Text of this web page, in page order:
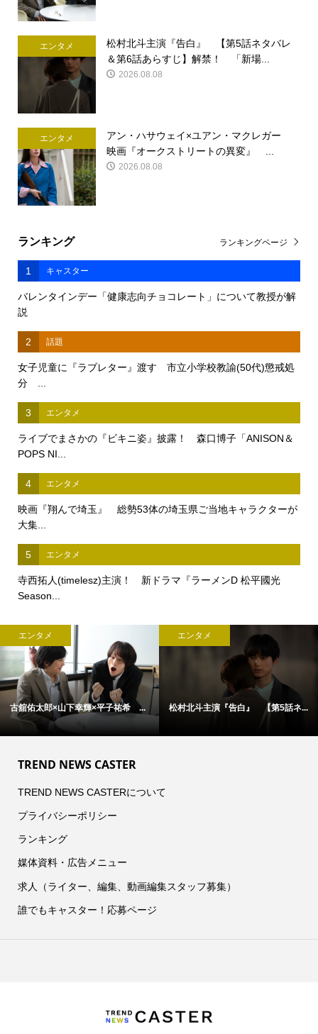
エンタメ
松村北斗主演『告白』 【第5話ネタバレ
＆第6話あらすじ】解禁！ 「新場...
2026.08.08
エンタメ
アン・ハサウェイ×ユアン・マクレガー
映画『オークストリートの異変』 ...
2026.08.08
ランキング
1 キャスター
バレンタインデー「健康志向チョコレート」について教授が解
説
2 話題
女子児童に『ラブレター』渡す 市立小学校教諭(50代)懲戒処
分 ...
3 エンタメ
ライブでまさかの『ビキニ姿』披露！ 森口博子「ANISON＆
POPS NI...
4 エンタメ
映画『翔んで埼玉』 総勢53体の埼玉県ご当地キャラクターが
大集...
5 エンタメ
寺西拓人(timelesz)主演！ 新ドラマ『ラーメンD 松平國光
Season...
ランキングページ
エンタメ
古舘佑太郎×山下幸輝×平子祐希 ...
エンタメ
松村北斗主演『告白』 【第5話ネ...
TREND NEWS CASTER
TREND NEWS CASTERについて
プライバシーポリシー
ランキング
媒体資料・広告メニュー
求人（ライター、編集、動画編集スタッフ募集）
誰でもキャスター！応募ページ